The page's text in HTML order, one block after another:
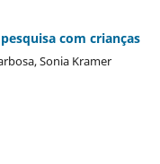
com crianças
Sonia Kramer